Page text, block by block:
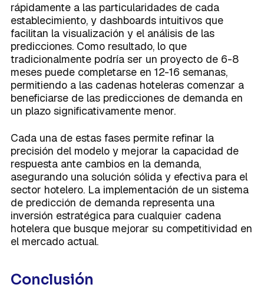
rápidamente a las particularidades de cada
establecimiento, y dashboards intuitivos que
facilitan la visualización y el análisis de las
predicciones. Como resultado, lo que
tradicionalmente podría ser un proyecto de 6-8
meses puede completarse en 12-16 semanas,
permitiendo a las cadenas hoteleras comenzar a
beneficiarse de las predicciones de demanda en
un plazo significativamente menor.
Cada una de estas fases permite refinar la
precisión del modelo y mejorar la capacidad de
respuesta ante cambios en la demanda,
asegurando una solución sólida y efectiva para el
sector hotelero. La implementación de un sistema
de predicción de demanda representa una
inversión estratégica para cualquier cadena
hotelera que busque mejorar su competitividad en
el mercado actual.
Conclusión